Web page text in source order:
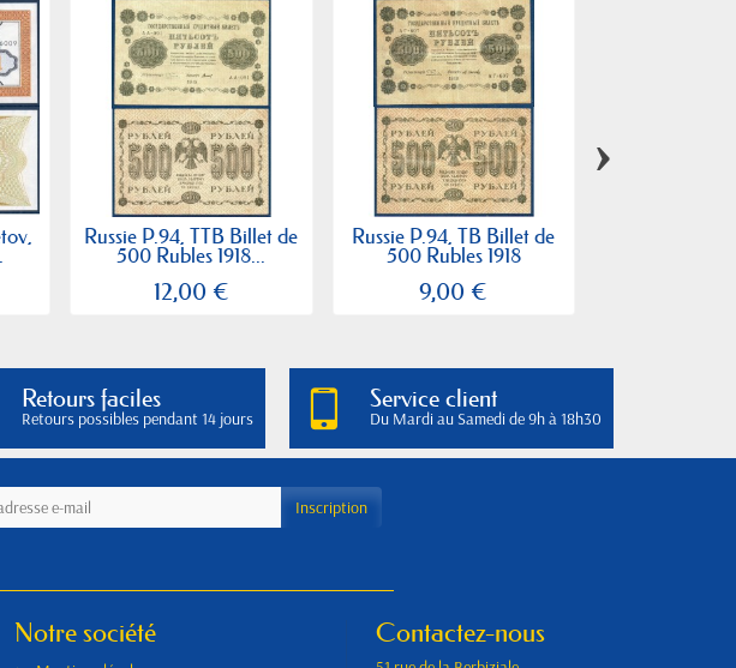
Russie P.94, TTB Billet de
500 Rubles 1918...
12,00 €
Russie P.94, TB Billet de
500 Rubles 1918
9,00 €
›
Retours faciles
Retours possibles pendant 14 jours
Service client
Du Mardi au Samedi de 9h à 18h30
Notre société Contactez-nous